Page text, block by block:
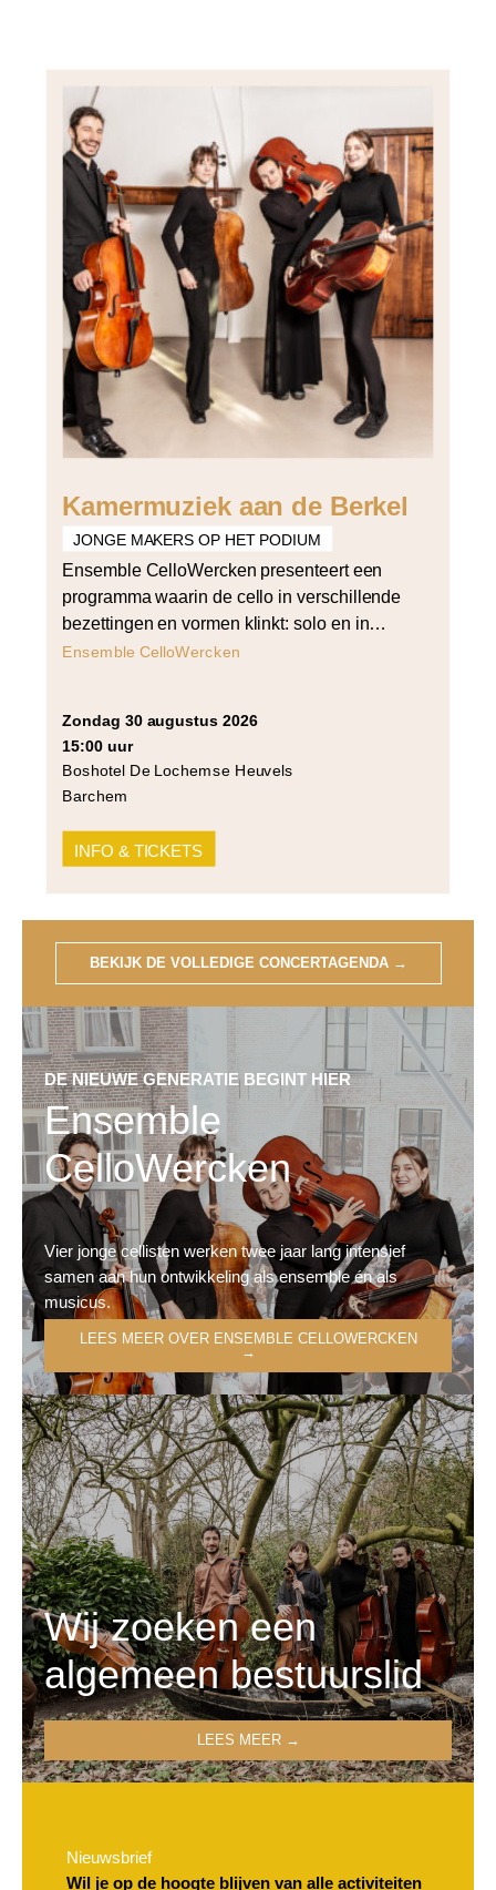
Kamermuziek aan de Berkel
JONGE MAKERS OP HET PODIUM
Ensemble CelloWercken presenteert een
programma waarin de cello in verschillende
bezettingen en vormen klinkt: solo en in
vierstemmig samenspel. Het programma
strijkers in vier partijen. Daartussen klinken
werken van Cornelia Tautu (Da Capo),
Grażyna Bacewicz (Quartet for 4 cellos) […]
Ensemble CelloWercken
zondag 30 augustus 2026
15:00 uur
Boshotel De Lochemse Heuvels
Barchem
INFO & TICKETS
BEKIJK DE VOLLEDIGE CONCERTAGENDA →
DE NIEUWE GENERATIE BEGINT HIER
Ensemble
CelloWercken
Vier jonge cellisten werken twee jaar lang intensief
samen aan hun ontwikkeling als ensemble én als
musicus.
LEES MEER OVER ENSEMBLE CELLOWERCKEN
→
Wij zoeken een
algemeen bestuurslid
LEES MEER →
Nieuwsbrief
Wil je op de hoogte blijven van alle activiteiten